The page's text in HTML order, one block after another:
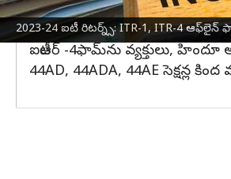
2023-24 ఐటీ రిటర్న్స్: ITR-1, ITR-4 ఆఫ్‌లైన్
ఐటీఆర్-1 ఫామ్‌ను రూ. 50 లక్షల
జీతాల ద్వారా ఆదాయం, ఒక ఇంటి
ఐటీఆర్ -4‌ఫామ్‌ను వ్యక్తులు,
44AD, 44ADA, 44AE